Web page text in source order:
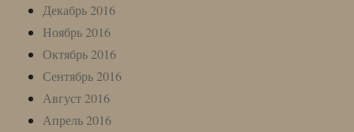
Декабрь 2016
Ноябрь 2016
Октябрь 2016
Сентябрь 2016
Август 2016
Апрель 2016